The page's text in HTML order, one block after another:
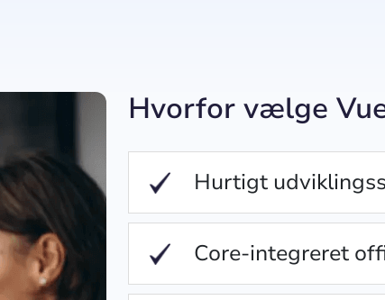
Hvorfor vælge
Hurtigt
Core-integreret